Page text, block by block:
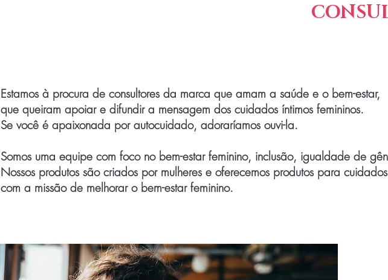
Estamos à procura de consultores da marca que amam a saúde e o bem-estar,
que queiram apoiar e difundir a mensagem dos cuidados íntimos femininos.
Se você é apaixonada por autocuidado, adoraríamos ouvi-la.
Somos uma equipe com foco no bem-estar feminino, inclusão, igualdade de
Nossos produtos são criados por mulheres e oferecemos produtos para
com a missão de melhorar o bem-estar feminino.